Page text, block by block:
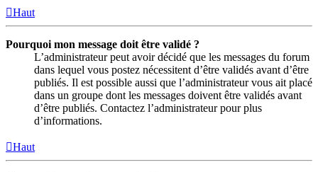
Haut
Pourquoi mon message doit être validé ?
L’administrateur peut avoir décidé que les messages du forum
dans lequel vous postez nécessitent d’être validés avant d’être
publiés. Il est possible aussi que l’administrateur vous ait placé
dans un groupe dont les messages doivent être validés avant
d’être publiés. Contactez l’administrateur pour plus
d’informations.
Haut